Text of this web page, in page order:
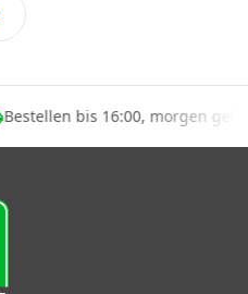
Bestellen bis 16:00, morgen